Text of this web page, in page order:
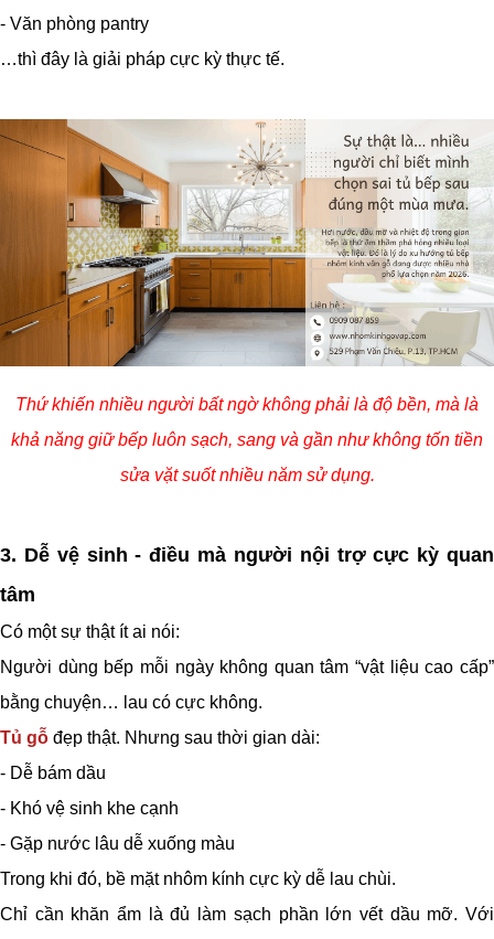
- Văn phòng pantry
…thì đây là giải pháp cực kỳ thực tế.
Thứ khiến nhiều người bất ngờ không phải là độ bền, mà là
khả năng giữ bếp luôn sạch, sang và gần như không tốn tiền
sửa vặt suốt nhiều năm sử dụng.
3. Dễ vệ sinh- điều mà người nội trợ cực kỳ quan
tâm
Có một sự thật ít ai nói:
Người dùng bếp mỗi ngày không quan tâm “vật liệu cao cấp”
bằng chuyện… lau có cực không.
Tủ gỗ đẹp thật. Nhưng sau thời gian dài:
- Dễ bám dầu
- Khó vệ sinh khe cạnh
- Gặp nước lâu dễ xuống màu
Trong khi đó, bề mặt nhôm kính cực kỳ dễ lau chùi.
Chỉ cần khăn ẩm là đủ làm sạch phần lớn vết dầu mỡ. Với